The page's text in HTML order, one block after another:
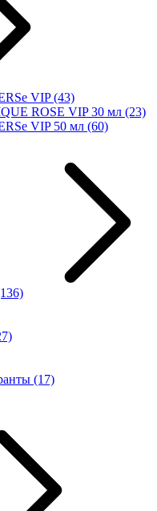
VIP(43)
ROSE VIP 30 мл (23)
VIP 50 мл (60)
(17)